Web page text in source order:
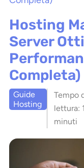
Hosting
Server
Completa)
Guide
Hosting
Tempo
lettura:
minuti